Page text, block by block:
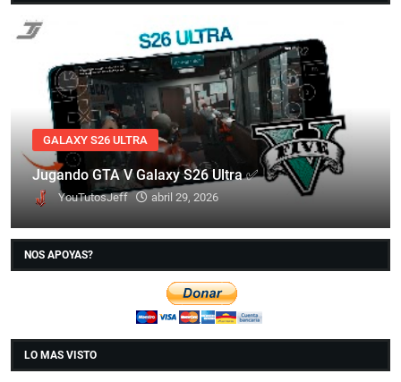
GALAXY S26 ULTRA
Jugando GTA V Galaxy S26 Ultra ✅
YouTutosJeff abril 29, 2026
NOS APOYAS?
LO MAS VISTO